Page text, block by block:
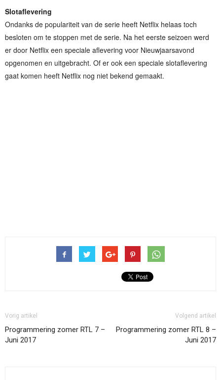
Slotaflevering
Ondanks de populariteit van de serie heeft Netflix helaas toch
besloten om te stoppen met de serie. Na het eerste seizoen werd
er door Netflix een speciale aflevering voor Nieuwjaarsavond
opgenomen en uitgebracht. Of er ook een speciale slotaflevering
gaat komen heeft Netflix nog niet bekend gemaakt.
Vorig artikel
Programmering zomer RTL 7 –
Juni 2017
Volgend artikel
Programmering zomer RTL 8 –
Juni 2017